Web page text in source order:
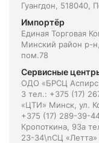
Гуангдон, 518040,
Импортёр
Единая Торговая
Минский район р-
пом.78
Сервисные
ОДО «БРСЦ
3 тел.: +375 (17)
«ЦТИ» Минск, ул.
+375 (17) 289-39-
Кропоткина, 93а
23-34\nСЦ